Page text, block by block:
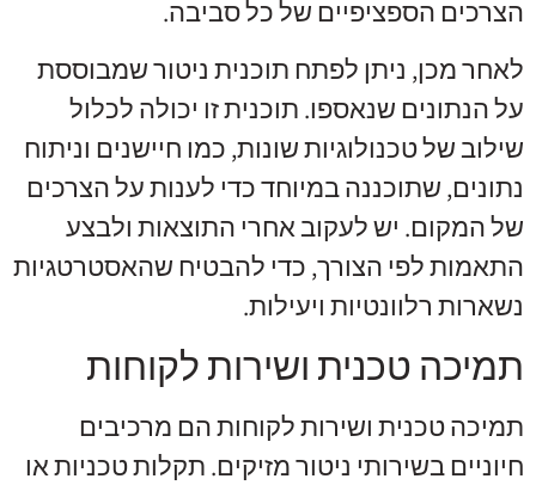
הצרכים הספציפיים של כל סביבה.
לאחר מכן, ניתן לפתח תוכנית ניטור שמבוססת
על הנתונים שנאספו. תוכנית זו יכולה לכלול
שילוב של טכנולוגיות שונות, כמו חיישנים וניתוח
נתונים, שתוכננה במיוחד כדי לענות על הצרכים
של המקום. יש לעקוב אחרי התוצאות ולבצע
התאמות לפי הצורך, כדי להבטיח שהאסטרטגיות
נשארות רלוונטיות ויעילות.
תמיכה טכנית ושירות לקוחות
תמיכה טכנית ושירות לקוחות הם מרכיבים
חיוניים בשירותי ניטור מזיקים. תקלות טכניות או